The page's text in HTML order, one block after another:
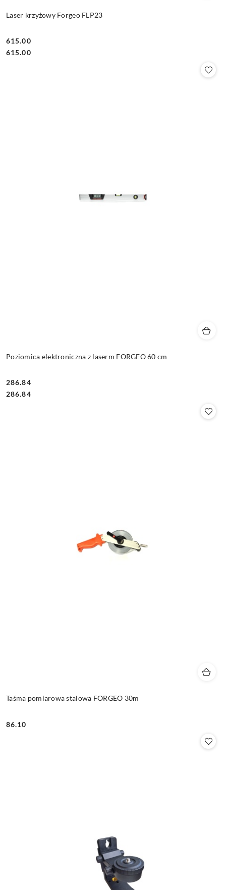
Laser krzyżowy Forgeo FLP23
Cena:
615.00
Cena:
615.00
Poziomica elektroniczna z laserm FORGEO 60 cm
Cena:
286.84
Cena:
286.84
Taśma pomiarowa stalowa FORGEO 30m
Cena:
86.10